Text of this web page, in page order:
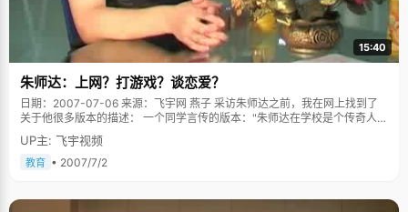
15:40
朱师达：上网？打游戏？谈恋爱？
日期：2007-07-06 来源：飞宇网 燕子 采访朱师达之前，我在网上找到了
关于他很多版本的描述： 一个同学言传的版本："朱师达在学校是个传奇人
物，上网，打游戏，谈恋爱，反正就差被学校开除了"； 一个师姐的版
本："说开除太离谱了，不过女朋友倒是换了一个又一个。他本来要考清华
的，因为女朋友在北大，后来选择了北大"； 师弟们的版本："英语很牛，据
UP主: 飞宇视频
教育 • 2007/7/2